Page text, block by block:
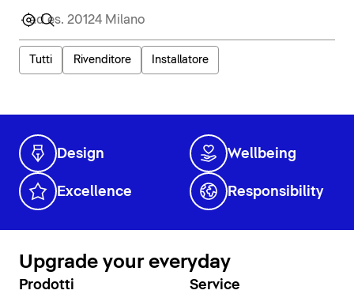
Tutti Rivenditore Installatore
Design Wellbeing
Excellence Responsibility
Upgrade your everyday
Prodotti Service